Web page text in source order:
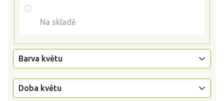
Na skladě
Barva květu
Doba květu